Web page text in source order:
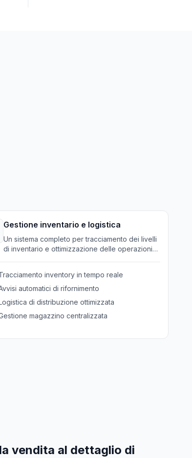
Gestione inventario e logistica
Un sistema completo per tracciamento dei livelli
di inventario e ottimizzazione delle operazioni
inventory in tempo reale
automatici di rifornimento
di distribuzione ottimizzata
magazzino centralizzata
vendita al dettaglio di